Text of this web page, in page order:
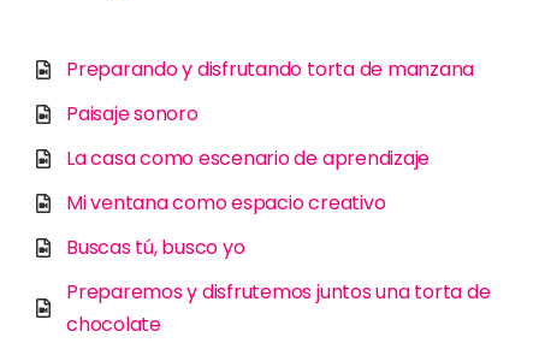
Preparando y disfrutando torta de manzana
Paisaje sonoro
La casa como escenario de aprendizaje
Mi ventana como espacio creativo
Buscas tú, busco yo
Preparemos y disfrutemos juntos una torta de
chocolate